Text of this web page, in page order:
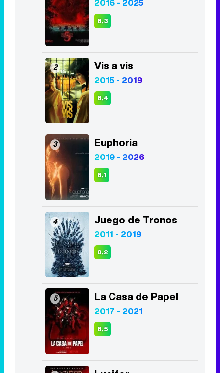
2016 - 2025
8,3
2 Vis a vis
2015 - 2019
8,4
3 Euphoria
2019 - 2026
8,1
4 Juego de Tronos
2011 - 2019
8,2
5 La Casa de Papel
2017 - 2021
8,5
6 Lucifer